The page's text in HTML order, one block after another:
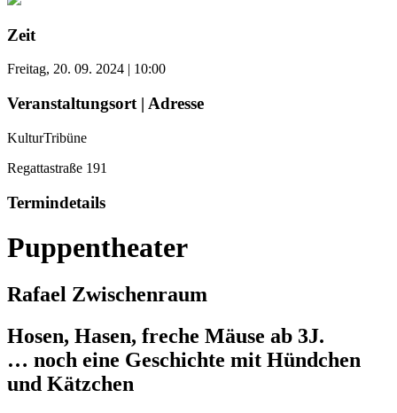
Zeit
Freitag, 20. 09. 2024 | 10:00
Veranstaltungsort | Adresse
KulturTribüne
Regattastraße 191
Termindetails
Puppentheater
Rafael Zwischenraum
Hosen, Hasen, freche Mäuse ab 3J.
… noch eine Geschichte mit Hündchen
und Kätzchen